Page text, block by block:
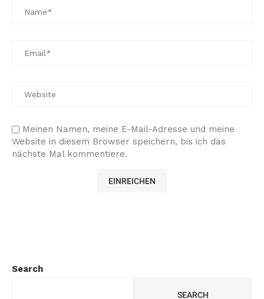
Meinen Namen, meine E-Mail-Adresse und meine
Website in diesem Browser speichern, bis ich das
nächste Mal kommentiere.
Search
SEARCH